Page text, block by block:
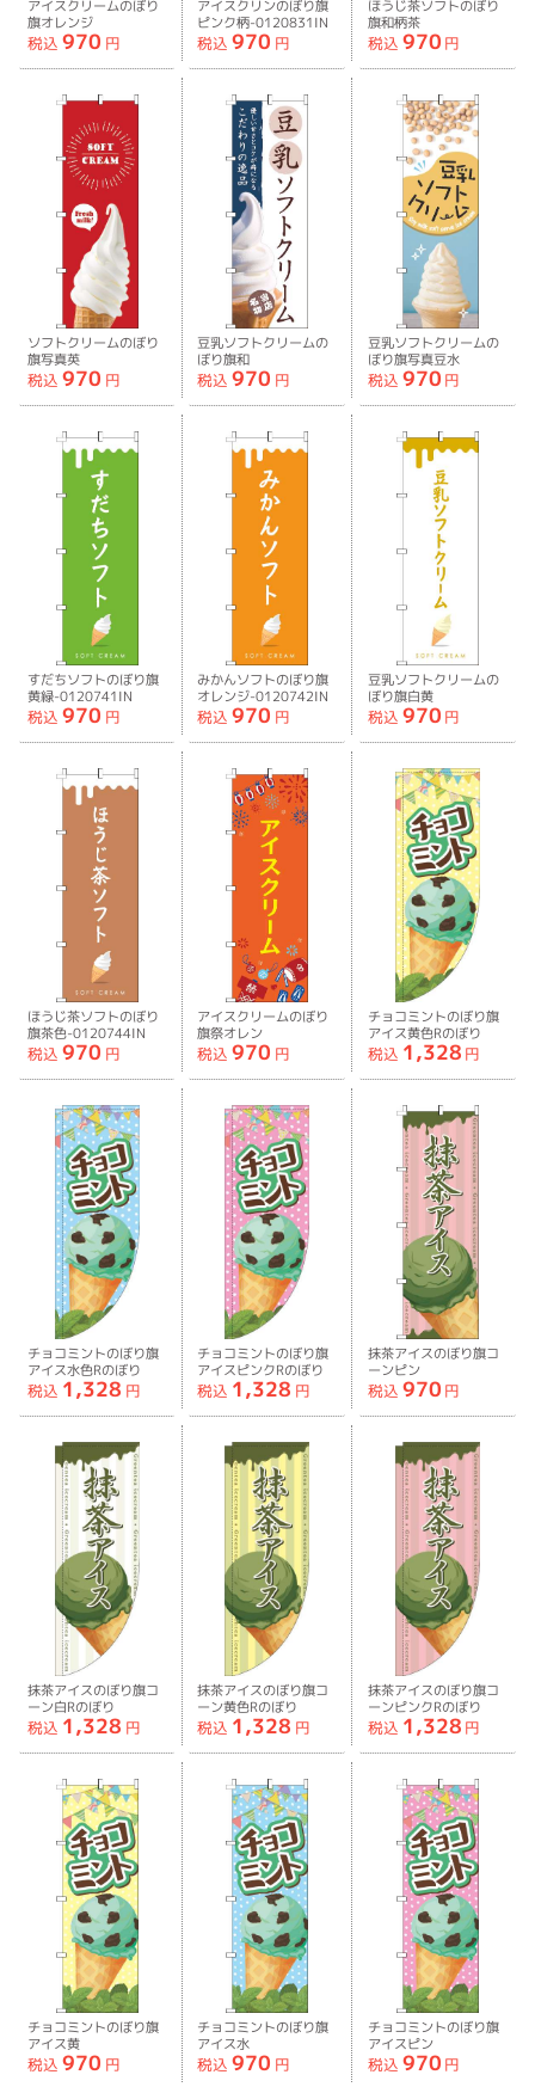
アイスクリームのぼり
旗オレンジ
柄-0120830IN
税込 970 円
アイスクリンのぼり旗
ピンク柄-0120831IN
税込 970 円
ほうじ茶ソフトのぼり
旗和柄茶
色-0120745IN
税込 970 円
ソフトクリームのぼり
旗写真英
字-0120746IN
税込 970 円
豆乳ソフトクリームの
ぼり旗和
白-0120739IN
税込 970 円
豆乳ソフトクリームの
ぼり旗写真豆水
色-0120740IN
税込 970 円
すだちソフトのぼり旗
黄緑-0120741IN
税込 970 円
みかんソフトのぼり旗
オレンジ-0120742IN
税込 970 円
豆乳ソフトクリームの
ぼり旗白黄
色-0120743IN
税込 970 円
ほうじ茶ソフトのぼり
旗茶色-0120744IN
税込 970 円
アイスクリームのぼり
旗祭オレン
ジ-0070415IN
税込 970 円
チョコミントのぼり旗
アイス黄色Rのぼり
旗-0120663RIN
税込 1,328 円
チョコミントのぼり旗
アイス水色Rのぼり
旗-0120664RIN
税込 1,328 円
チョコミントのぼり旗
アイスピンクRのぼり
旗-0120665RIN
税込 1,328 円
抹茶アイスのぼり旗コ
ーンピン
ク-0120656IN
税込 970 円
抹茶アイスのぼり旗コ
ーン白Rのぼり
旗-0120657RIN
税込 1,328 円
抹茶アイスのぼり旗コ
ーン黄色Rのぼり
旗-0120658RIN
税込 1,328 円
抹茶アイスのぼり旗コ
ーンピンクRのぼり
旗-0120659RIN
税込 1,328 円
チョコミントのぼり旗
アイス黄
色-0120660IN
税込 970 円
チョコミントのぼり旗
アイス水
色-0120661IN
税込 970 円
チョコミントのぼり旗
アイスピン
ク-0120662IN
税込 970 円